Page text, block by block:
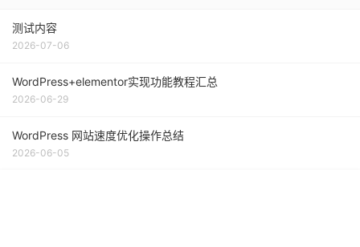
测试内容
2026-07-06
WordPress+elementor实现功能教程汇总
2026-06-29
WordPress 网站速度优化操作总结
2026-06-05